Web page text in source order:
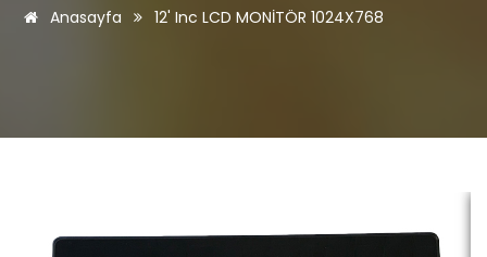
Anasayfa 12' Inc LCD MONİTÖR 1024X768